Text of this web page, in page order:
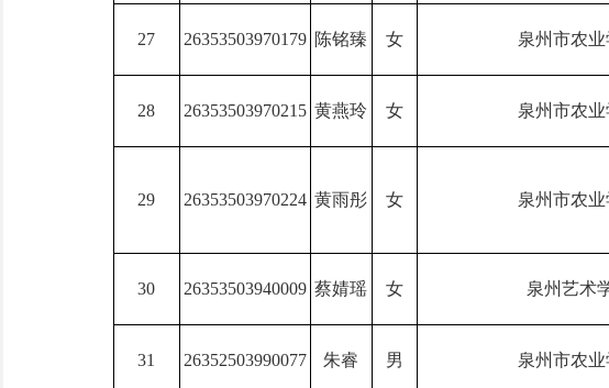
27 26353503970179 陈铭臻 女 泉州市农业
28 26353503970215 黄燕玲 女 泉州市农业
29 26353503970224 黄雨彤 女 泉州市农业
30 26353503940009 蔡婧瑶 女 泉州艺术
31 26352503990077 朱睿 男 泉州市农业